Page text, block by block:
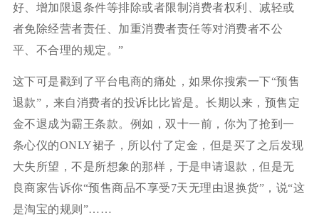
好、增加限退条件等排除或者限制消费者权利、减轻或
者免除经营者责任、加重消费者责任等对消费者不公
平、不合理的规定。”
这下可是戳到了平台电商的痛处，如果你搜索一下“预售
退款”，来自消费者的投诉比比皆是。长期以来，预售定
金不退成为霸王条款。例如，双十一前，你为了抢到一
条心仪的ONLY裙子，所以付了定金，但是买了之后发现
大失所望，不是所想象的那样，于是申请退款，但是无
良商家告诉你“预售商品不享受7天无理由退换货”，说“这
是淘宝的规则”……